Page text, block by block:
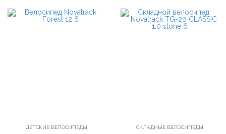
В корзину
ДЕТСКИЕ ВЕЛОСИПЕДЫ В корзину
СКЛАДНЫЕ ВЕЛОСИПЕДЫ